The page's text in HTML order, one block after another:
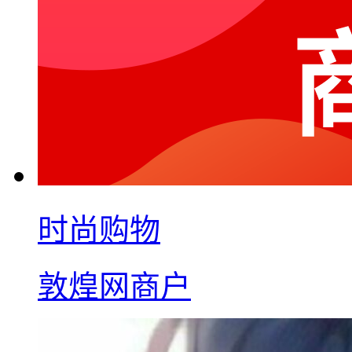
时尚购物
敦煌网商户